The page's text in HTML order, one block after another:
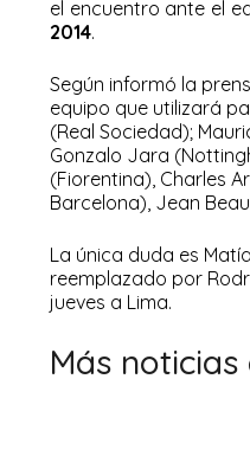
el encuentro ante el
2014.
Según informó la
equipo que utilizará
(Real Sociedad);
Gonzalo Jara
(Fiorentina), Charles
Barcelona), Jean
La única duda es
reemplazado por
jueves a Lima.
Más